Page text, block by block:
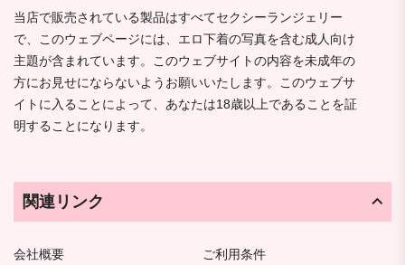
当店で販売されている製品はすべてセクシーランジェリー
で、このウェブページには、エロ下着の写真を含む成人向け
主題が含まれています。このウェブサイトの内容を未成年の
方にお見せにならないようお願いいたします。このウェブサ
イトに入ることによって、あなたは18歳以上であることを証
明することになります。
関連リンク
会社概要
ご利用条件